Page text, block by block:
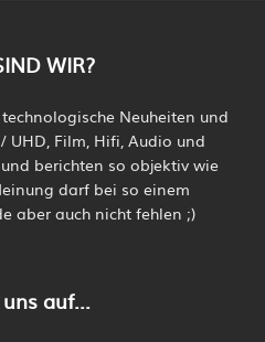
WIR?
Neuheiten und
UHD, Film, Hifi, Audio und
berichten so objektiv wie
darf bei so einem
aber auch nicht fehlen ;)
auf...